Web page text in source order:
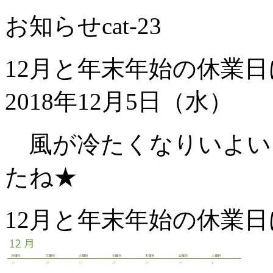
お知らせcat-23
12月と年末年始の休業
2018年12月5日（水）
風が冷たくなりいよ
たね★
12月と年末年始の休業